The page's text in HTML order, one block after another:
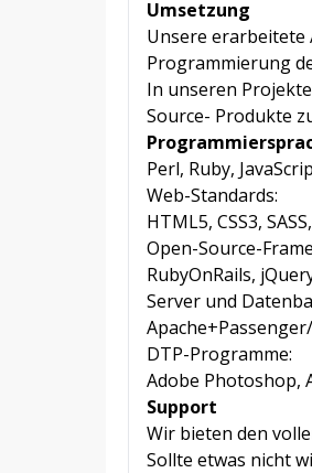
Umsetzung
Unsere erarbeitete
Programmierung
In unseren
Source- Produkte
Perl, Ruby,
Web-Standards:
HTML5, CSS3,
Open-Source-
RubyOnRails,
Server und
DTP-Programme:
Adobe Photoshop,
Support
Wir bieten den
Sollte etwas nicht